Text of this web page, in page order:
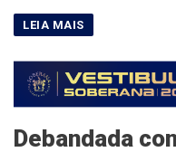
Debandada